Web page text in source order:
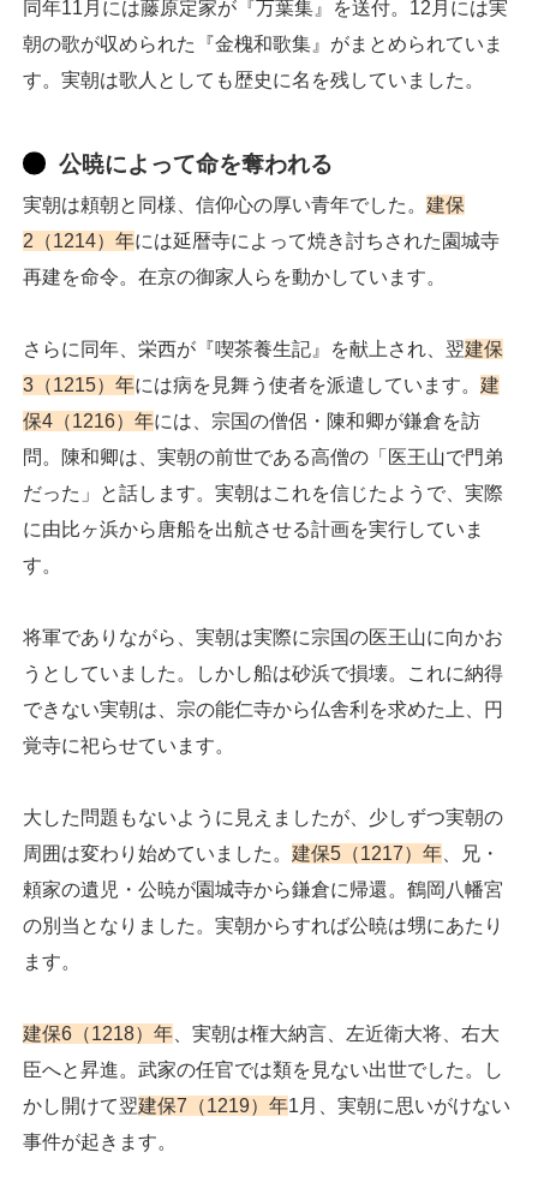
同年11月には藤原定家が『万葉集』を送付。12月には実
朝の歌が収められた『金槐和歌集』がまとめられていま
す。実朝は歌人としても歴史に名を残していました。
公暁によって命を奪われる
実朝は頼朝と同様、信仰心の厚い青年でした。 建保
2（1214）年には延暦寺によって焼き討ちされた園城寺
再建を命令。在京の御家人らを動かしています。
さらに同年、栄西が『喫茶養生記』を献上され、翌建保
3（1215）年には病を見舞う使者を派遣しています。 建
保4（1216）年には、宗国の僧侶・陳和卿が鎌倉を訪
問。陳和卿は、実朝の前世である高僧の「医王山で門弟
だった」と話します。実朝はこれを信じたようで、実際
に由比ヶ浜から唐船を出航させる計画を実行していま
す。
将軍でありながら、実朝は実際に宗国の医王山に向かお
うとしていました。しかし船は砂浜で損壊。これに納得
できない実朝は、宗の能仁寺から仏舎利を求めた上、円
覚寺に祀らせています。
大した問題もないように見えましたが、少しずつ実朝の
周囲は変わり始めていました。 建保5（1217）年 、兄・
頼家の遺児・公暁が園城寺から鎌倉に帰還。鶴岡八幡宮
の別当となりました。実朝からすれば公暁は甥にあたり
ます。
建保6（1218）年 、実朝は権大納言、左近衛大将、右大
臣へと昇進。武家の任官では類を見ない出世でした。し
かし開けて翌建保7（1219）年1月、実朝に思いがけない
事件が起きます。